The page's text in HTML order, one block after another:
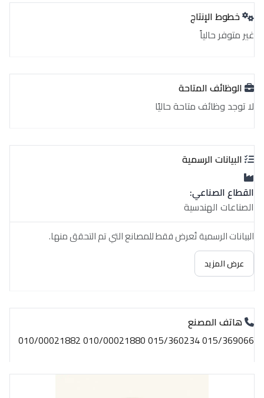
خطوط الإنتاج
غير متوفر حالياً
الوظائف المتاحة
لا توجد وظائف متاحة حاليًا
البيانات الرسمية
القطاع الصناعي:
الصناعات الهندسية
البيانات الرسمية تُعرض فقط للمصانع التي تم التحقق منها.
عرض المزيد
هاتف المصنع
015/369066 015/360234 010/00021880 010/00021882